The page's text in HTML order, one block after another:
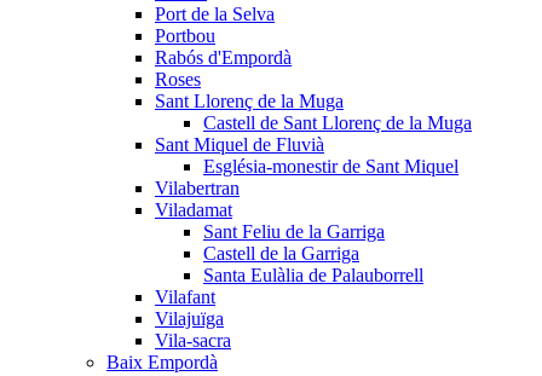
Port de la Selva
Portbou
Rabós d'Empordà
Roses
Sant Llorenç de la Muga
Castell de Sant Llorenç de la Muga
Sant Miquel de Fluvià
Església-monestir de Sant Miquel
Vilabertran
Viladamat
Sant Feliu de la Garriga
Castell de la Garriga
Santa Eulàlia de Palauborrell
Vilafant
Vilajuïga
Vila-sacra
Baix Empordà